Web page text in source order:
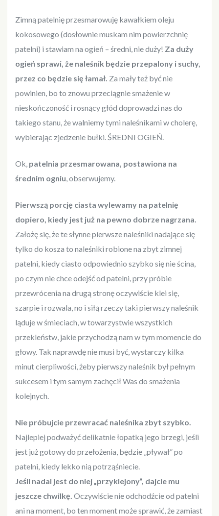
Zimną patelnię przesmarowuję kawałkiem oleju
kokosowego (dosłownie muskam nim powierzchnię
patelni) i stawiam na ogień – średni, nie duży! Za duży
ogień sprawi, że naleśnik będzie przepalony i suchy,
przez co będzie się łamał. Za mały też być nie
powinien, bo to znowu przeciągnie smażenie w
nieskończoność i rosnący głód doprowadzi nas do
takiego stanu, że walniemy tymi naleśnikami w cholerę,
wybierając zjedzenie bułki. ŚREDNI OGIEŃ.
Ok, patelnia przesmarowana, postawiona na
średnim ogniu, obserwujemy.
Pierwszą porcję ciasta wylewamy na patelnię
dopiero, kiedy jest już na pewno dobrze nagrzana.
Założę się, że te słynne pierwsze naleśniki nadające się
tylko do kosza to naleśniki robione na zbyt zimnej
patelni, kiedy ciasto odpowiednio szybko się nie ścina,
po czym nie chce odejść od patelni, przy próbie
przewrócenia na drugą stronę oczywiście klei się,
szarpie i rozwala, no i siłą rzeczy taki pierwszy naleśnik
ląduje w śmieciach, w towarzystwie wszystkich
przekleństw, jakie przychodzą nam w tym momencie do
głowy. Tak naprawdę nie musi być, wystarczy kilka
minut cierpliwości, żeby pierwszy naleśnik był pełnym
sukcesem i tym samym zachęcił Was do smażenia
kolejnych.
Nie próbujcie przewracać naleśnika zbyt szybko.
Najlepiej podważyć delikatnie łopatką jego brzegi, jeśli
jest już gotowy do przełożenia, będzie „pływał” po
patelni, kiedy lekko nią potrząśniecie.
Jeśli nadal jest do niej „przyklejony”, dajcie mu
jeszcze chwilkę. Oczywiście nie odchodźcie od patelni
ani na moment, bo ten moment może sprawić, że zamiast